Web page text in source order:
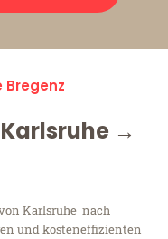
Bregenz
→
Karlsruhe nach
und kosteneffizienten